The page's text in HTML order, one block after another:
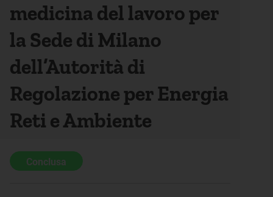
medicina del lavoro per
la Sede di Milano
dell’Autorità di
Regolazione per Energia
Reti e Ambiente
Conclusa